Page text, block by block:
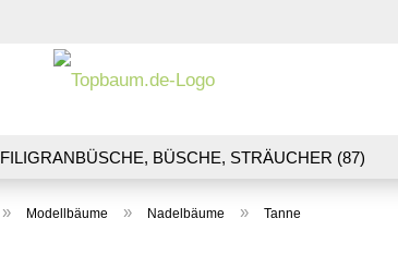
FILIGRANBÜSCHE, BÜSCHE, STRÄUCHER (87)
» Modellbäume » Nadelbäume » Tanne